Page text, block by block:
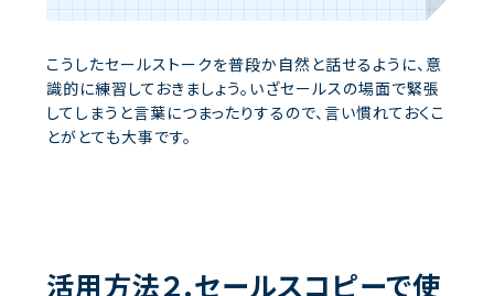
こうしたセールストークを普段か自然と話せるように、意
識的に練習しておきましょう。いざセールスの場面で緊張
してしまうと言葉につまったりするので、言い慣れておくこ
とがとても大事です。
活用方法２.セールスコピーで使